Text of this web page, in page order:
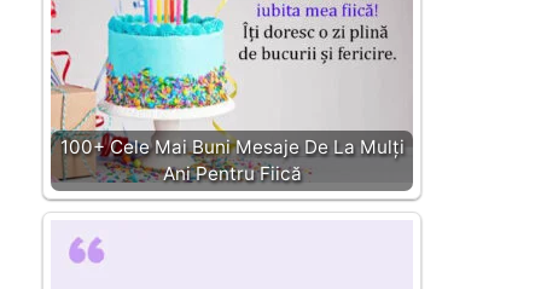
100+ Cele Mai Buni Mesaje De La Mulți
Ani Pentru Fiică